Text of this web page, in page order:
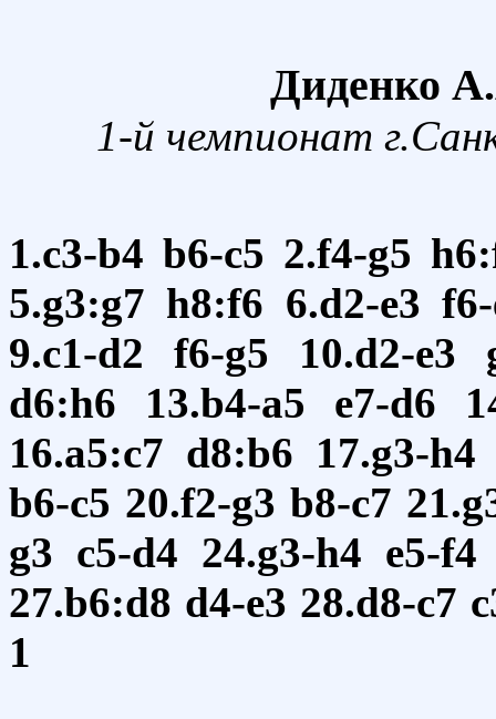
Диденко
1-й чемпионат
1.c3-b4 b6-c5 2.f4-g5
5.g3:g7 h8:f6 6.d2-e3
9.c1-d2
f6-g5 10.d2-e3
d6:h6
13.b4-a5 e7-d6
16.a5:c7 d8:b6 17.g3-h4
b6-c5 20.f2-g3 b8-c7
g3 c5-d4 24.g3-h4 e5-f4
27.b6:d8 d4-e3 28.d8-c7
1